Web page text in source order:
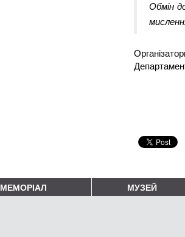
Обмін
МЕМОРІАЛ МУЗЕЙ